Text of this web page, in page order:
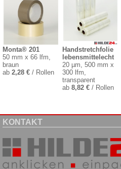
Monta® 201
50 mm x 66 lfm,
braun
ab 2,28 € / Rollen
Handstretchfolie
lebensmittelecht
20 µm, 500 mm x
300 lfm,
transparent
ab 8,82 €/ Rollen
KONTAKT